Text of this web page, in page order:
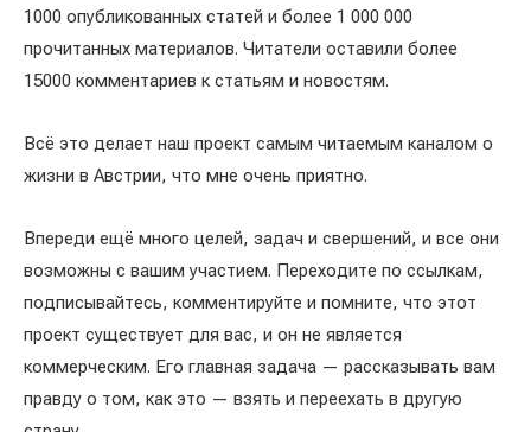
1000 опубликованных статей и более 1 000 000
прочитанных материалов. Читатели оставили более
15000 комментариев к статьям и новостям.
Всё это делает наш проект самым читаемым каналом о
жизни в Австрии, что мне очень приятно.
Впереди ещё много целей, задач и свершений, и все они
возможны с вашим участием. Переходите по ссылкам,
подписывайтесь, комментируйте и помните, что этот
проект существует для вас, и он не является
коммерческим. Его главная задача — рассказывать вам
правду о том, как это — взять и переехать в другую